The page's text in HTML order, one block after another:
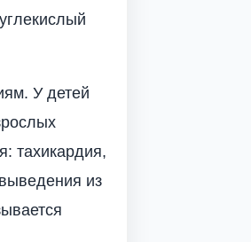
У детей
тахикардия,
из